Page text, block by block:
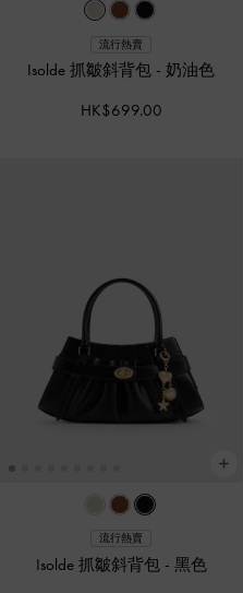
流行熱賣
Isolde 抓皺斜背包 - 奶油色
HK$699.00
流行熱賣
Isolde 抓皺斜背包 - 黑色